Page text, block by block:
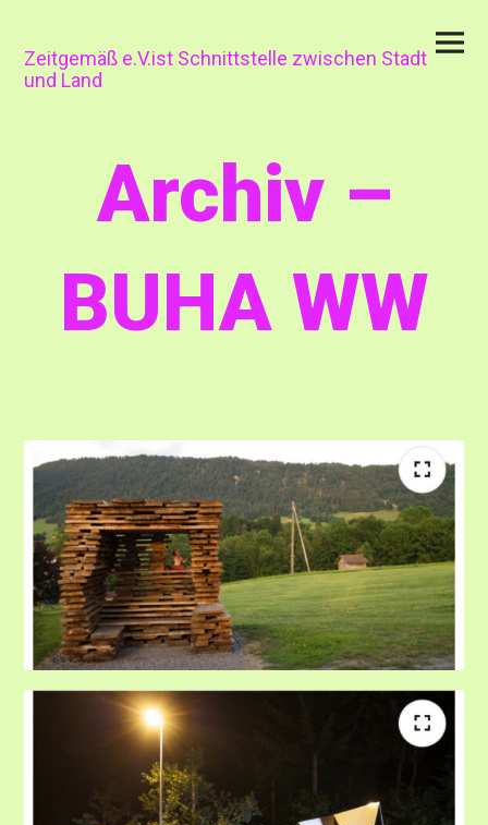
content
Zeitgemäß e.V.ist Schnittstelle zwischen Stadt
und Land
Menu
Archiv –
BUHA WW